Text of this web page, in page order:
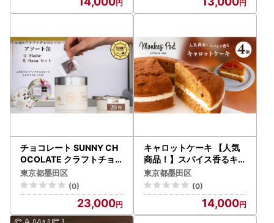
手土産 ギフト 墨田区 東京
都
チョコレート SUNNY CH
OCOLATE クラフトチョ
コレート【アソート缶 （3
種 12枚入）+「花 -Hana-
/ エクアドル（ナポ）70%
」＋「豆 -Mame- /ピーナ
ッツチョコレート」】
東京都墨田区
(0)
23,000
キャロットケーキ 【人気
商品！】スパイス香るキャ
ロットケーキ 4個入り（冷
凍） 食品 コーヒー お菓子
モンキーポッド ケーキ ス
イーツ カフェ 人参 チーズ
クルミ レーズン 墨田区 東
東京都墨田区
(0)
14,000